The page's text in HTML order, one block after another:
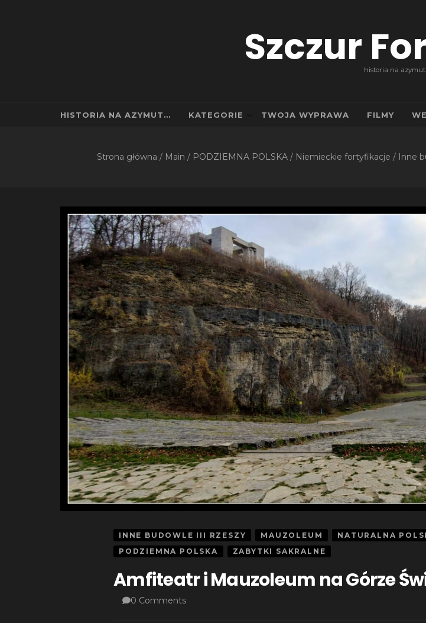
Szczurhistoria na
HISTORIA NA AZYMUT… KATEGORIE TWOJA WYPRAWA FILMY
Strona główna / Main / PODZIEMNA POLSKA / Niemieckie fortyfikacje / Inne
INNE BUDOWLE III RZESZY MAUZOLEUM NATURALNA
PODZIEMNA POLSKA
ZABYTKI SAKRALNE
Amfiteatr i Mauzoleum na Górze
0 Comments